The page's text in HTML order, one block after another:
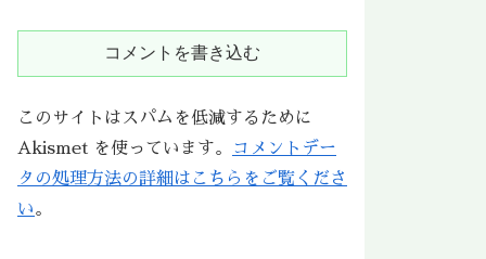
コメントを書き込む
このサイトはスパムを低減するために
Akismet を使っています。
コメントデー
タの処理方法の詳細はこちらをご覧くださ
い。